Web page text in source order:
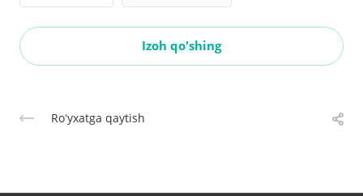
Izoh qo'shing
Roʻyxatga qaytish